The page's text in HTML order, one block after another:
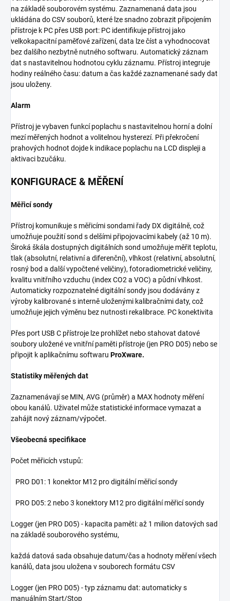
na základě souborovém systému. Zaznamenaná data jsou
ukládána do CSV souborů, které lze snadno zobrazit připojením
přístroje k PC přes USB port: PC identifikuje přístroj jako
velkokapacitní paměťové zařízení, data lze číst a vyhodnocovat
bez dalšího nezbytně nutného softwaru. Automatický záznam
dat s nastavitelnou hodnotou cyklu záznamu. Přístroj integruje
hodiny reálného času: datum a čas každé zaznamenané sady dat
jsou uloženy.
Alarm
Přístroj je vybaven funkcí poplachu s nastavitelnou horní a dolní
mezí měřených hodnot a volitelnou hysterezí. Při překročení
prahových hodnot dojde k indikace poplachu na LCD displeji a
aktivaci bzučáku.
KONFIGURACE & MĚŘENÍ
Měřicí sondy
Přístroj komunikuje s měřicími sondami řady DX digitálně, což
umožňuje použití sond s delšími připojovacími kabely (až 10 m).
Široká škála dostupných digitálních sond umožňuje měřit teplotu,
tlak (absolutní, relativní a diferenční), vlhkost (relativní, absolutní,
rosný bod a další vypočtené veličiny), fotoradiometrické veličiny,
kvalitu vnitřního vzduchu (index CO2 a VOC) a půdní vlhkost.
Automaticky rozpoznatelné digitální sondy jsou dodávány z
výroby kalibrované s interně uloženými kalibračními daty, což
umožňuje jejich výměnu bez nutnosti rekalibrace. PC konektivita
Přes port USB C přístroje lze prohlížet nebo stahovat datové
soubory uložené ve vnitřní paměti přístroje (jen PRO D05) nebo se
připojit k aplikačnímu softwaru ProXware.
Statistiky měřených dat
Zaznamenávají se MIN, AVG (průměr) a MAX hodnoty měření
obou kanálů. Uživatel může statistické informace vymazat a
zahájit nový záznam/výpočet.
Všeobecná specifikace
Počet měřicích vstupů:
PRO D01: 1 konektor M12 pro digitální měřicí sondy
PRO D05: 2 nebo 3 konektory M12 pro digitální měřicí sondy
Logger (jen PRO D05) - kapacita paměti: až 1 milion datových sad
na základě souborového systému,
každá datová sada obsahuje datum/čas a hodnoty měření všech
kanálů, data jsou uložena v souborech formátu CSV
Logger (jen PRO D05) - typ záznamu dat: automaticky s
manuálním Start/Stop